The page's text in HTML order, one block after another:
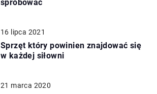
spróbować
16 lipca 2021
Sprzęt który powinien znajdować się
w każdej siłowni
21 marca 2020